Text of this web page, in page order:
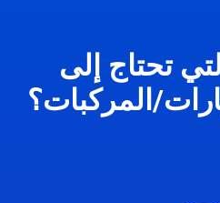
تحتاج إلى
المركبات؟